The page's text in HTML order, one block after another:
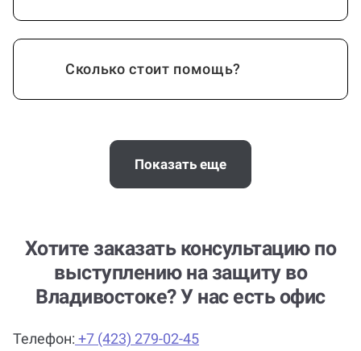
Сколько стоит помощь?
А комиссию платить нужно?
теме и предмету?
Показать еще
Хотите заказать консультацию по
выступлению на защиту во
Владивостоке? У нас есть офис
Телефон: +7 (423) 279-02-45